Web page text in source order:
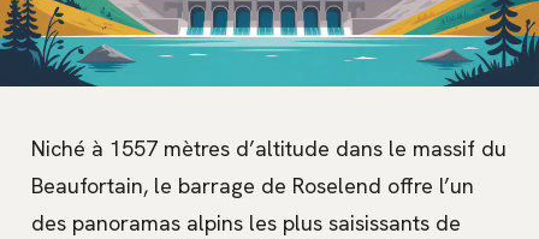
Niché à 1557 mètres d’altitude dans le massif du
Beaufortain, le barrage de Roselend offre l’un
des panoramas alpins les plus saisissants de